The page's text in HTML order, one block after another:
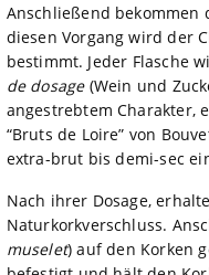
Anschließend bekommen
diesen Vorgang wird der
bestimmt. Jeder Flasche
de dosage(Wein und
angestrebtem Charakter,
“Bruts de Loire” von
extra-brut bis demi-sec
Nach ihrer Dosage,
Naturkorkverschluss.
muselet) auf den Korken